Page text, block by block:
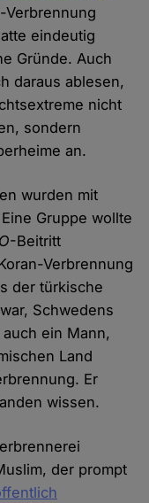
Verbrennung
eindeutig
Gründe. Auch
daraus ablesen,
nicht
sondern
an.
wurden mit
Gruppe wollte
-Beitritt
Verbrennung
der türkische
Schwedens
ein Mann,
Land
Er
wissen.
der prompt